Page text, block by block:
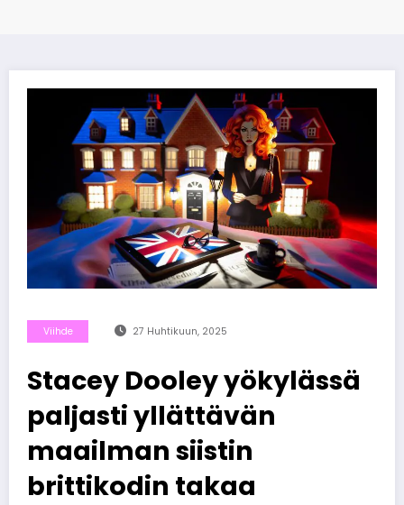
Viihde 27 Huhtikuun, 2025
Stacey Dooley yökylässä
paljasti yllättävän
maailman siistin
brittikodin takaa